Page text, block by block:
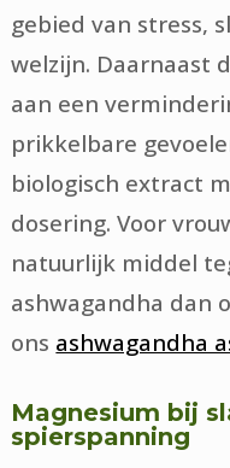
gebied van stress,
welzijn. Daarnaast
aan een
prikkelbare
biologisch extract
dosering. Voor
natuurlijk middel
ashwagandha dan
ons ashwagandha
Magnesium bij
spierspanning